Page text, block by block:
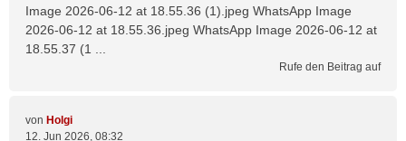
Image 2026-06-12 at 18.55.36 (1).jpeg WhatsApp Image
2026-06-12 at 18.55.36.jpeg WhatsApp Image 2026-06-12 at
18.55.37 (1 ...
Rufe den Beitrag auf
von Holgi
12. Jun 2026, 08:32